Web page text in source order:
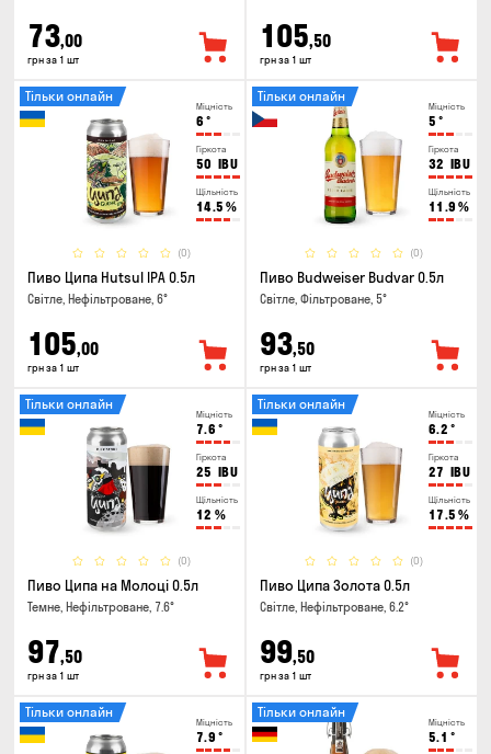
73,00
грн за 1 шт
105,50
грн за 1 шт
Міцність
6 °
Гіркота
50 IBU
Щільність
14.5 %
(0)
Тільки онлайн
Пиво Ципа Hutsul IPA 0.5л
Світле, Нефільтроване, 6°
105,00
грн за 1 шт
Міцність
5 °
Гіркота
32 IBU
Щільність
11.9 %
(0)
Тільки онлайн
Пиво Budweiser Budvar 0.5л
Світле, Фільтроване, 5°
93,50
грн за 1 шт
Міцність
7.6 °
Гіркота
25 IBU
Щільність
12 %
(0)
Тільки онлайн
Пиво Ципа на Молоці 0.5л
Темне, Нефільтроване, 7.6°
97,50
грн за 1 шт
Міцність
6.2 °
Гіркота
27 IBU
Щільність
17.5 %
(0)
Тільки онлайн
Пиво Ципа Золота 0.5л
Світле, Нефільтроване, 6.2°
99,50
грн за 1 шт
Міцність
7.9 °
Тільки онлайн
Міцність
5.1 °
Тільки онлайн